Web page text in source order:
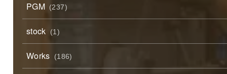
PGM (237)
stock (1)
Works (186)